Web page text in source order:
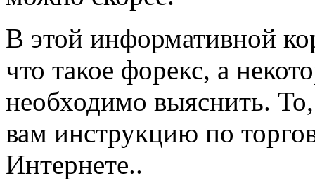
В этой информативной
что такое форекс, а
необходимо выяснить.
вам инструкцию по
Интернете..